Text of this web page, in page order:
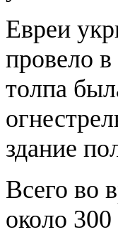
Евреи
провело
толпа
здание
Всего во
около